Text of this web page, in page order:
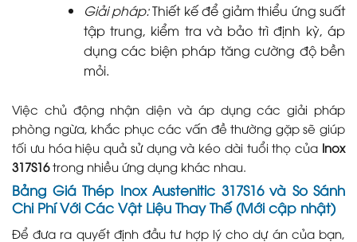
Giải pháp:Thiết kế để giảm thiểu ứng suất
tập trung, kiểm tra và bảo trì định kỳ, áp
dụng các biện pháp tăng cường độ bền
mỏi.
Việc chủ động nhận diện và áp dụng các giải pháp
phòng ngừa, khắc phục các vấn đề thường gặp sẽ giúp
tối ưu hóa hiệu quả sử dụng và kéo dài tuổi thọ của Inox
317S16trong nhiều ứng dụng khác nhau.
Bảng Giá Thép Inox Austenitic 317S16 và So Sánh
Chi Phí Với Các Vật Liệu Thay Thế (Mới cập nhật)
Để đưa ra quyết định đầu tư hợp lý cho dự án của bạn,